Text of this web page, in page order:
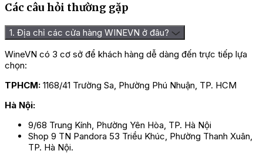
Các câu hỏi thường gặp
1. Địa chỉ các cửa hàng WINEVN ở đâu?
WineVN có 3 cơ sở để khách hàng dễ dàng đến trực tiếp lựa
chọn:
TPHCM: 1168/41 Trường Sa, Phường Phú Nhuận, TP. HCM
Hà Nội:
9/68 Trung Kính, Phường Yên Hòa, TP. Hà Nội
Shop 9 TN Pandora 53 Triều Khúc, Phường Thanh Xuân,
TP. Hà Nội.